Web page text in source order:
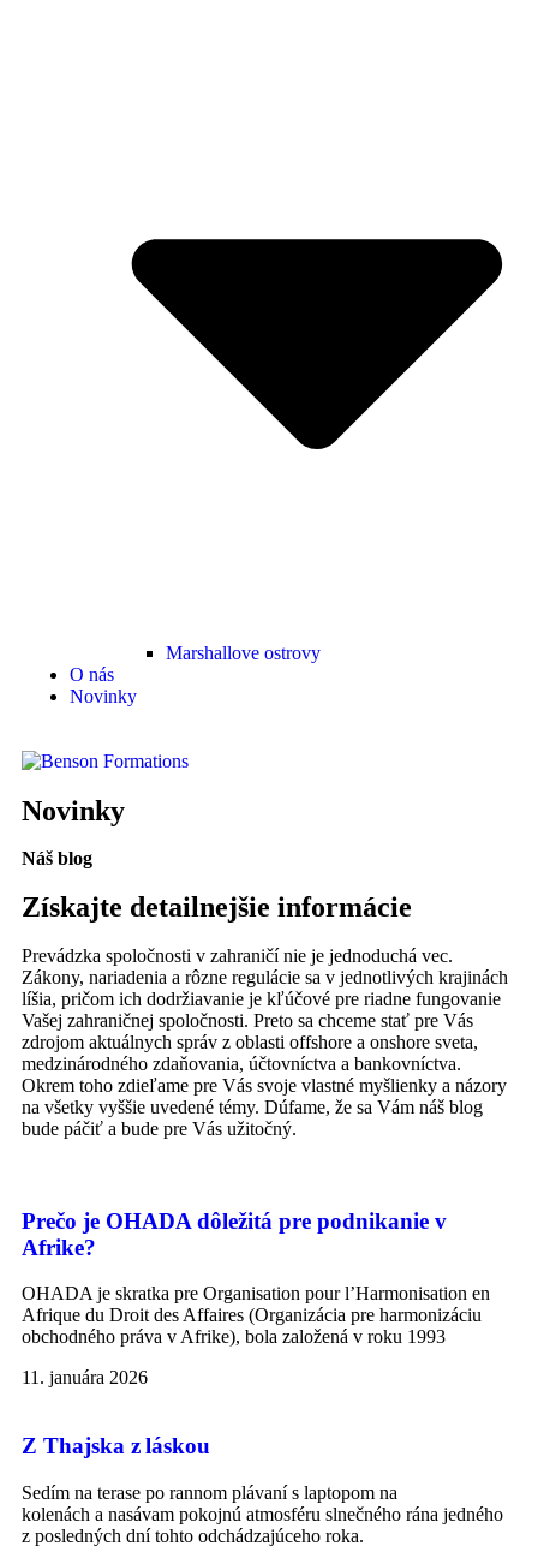
Marshallove ostrovy
O nás
Novinky
Novinky
Náš blog
Získajte detailnejšie informácie
Prevádzka spoločnosti v zahraničí nie je jednoduchá vec.
Zákony, nariadenia a rôzne regulácie sa v jednotlivých krajinách
líšia, pričom ich dodržiavanie je kľúčové pre riadne fungovanie
Vašej zahraničnej spoločnosti. Preto sa chceme stať pre Vás
zdrojom aktuálnych správ z oblasti offshore a onshore sveta,
medzinárodného zdaňovania, účtovníctva a bankovníctva.
Okrem toho zdieľame pre Vás svoje vlastné myšlienky a názory
na všetky vyššie uvedené témy. Dúfame, že sa Vám náš blog
bude páčiť a bude pre Vás užitočný.
Prečo je OHADA dôležitá pre podnikanie v
Afrike?
OHADA je skratka pre Organisation pour l’Harmonisation en
Afrique du Droit des Affaires (Organizácia pre harmonizáciu
obchodného práva v Afrike), bola založená v roku 1993
11. januára 2026
Z Thajska z láskou
Sedím na terase po rannom plávaní s laptopom na
kolenách a nasávam pokojnú atmosféru slnečného rána jedného
z posledných dní tohto odchádzajúceho roka.